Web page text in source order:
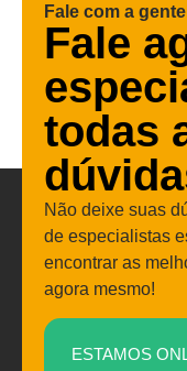
Fale com a
Fale
todas
Não deixe suas
de especialistas
encontrar as
agora mesmo!
ESTAMOS